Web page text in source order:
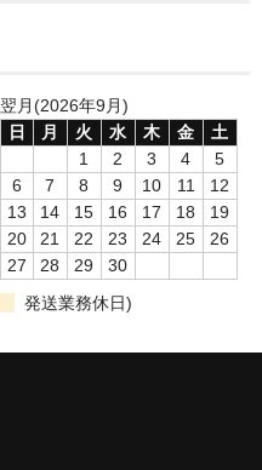
翌月(2026年9月)
日
月 火 水 木 金
土
1
2 3 4
5
6
7 8 9 10 11
12
13
14 15 16 17 18
19
20
21 22 23 24 25
26
27
28 29
30
発送業務休日)